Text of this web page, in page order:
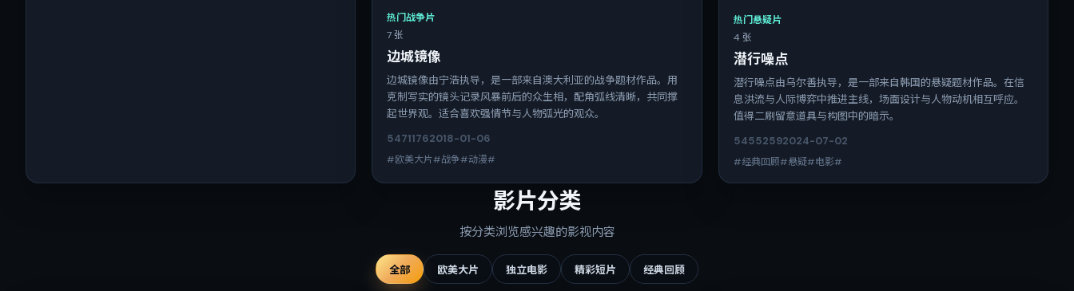
热门战争片
7 张
边城镜像
边城镜像由宁浩执导，是一部来自澳大利亚的战争题材作品。用
克制写实的镜头记录风暴前后的众生相，配角弧线清晰，共同撑
起世界观。适合喜欢强情节与人物弧光的观众。
54711762018-01-06
#欧美大片#战争#动漫#
热门悬疑片
4 张
潜行噪点
潜行噪点由乌尔善执导，是一部来自韩国的悬疑题材作品。在信
息洪流与人际博弈中推进主线，场面设计与人物动机相互呼应。
值得二刷留意道具与构图中的暗示。
54552592024-07-02
#经典回顾#悬疑#电影#
影片分类
按分类浏览感兴趣的影视内容
全部 欧美大片 独立电影 精彩短片 经典回顾